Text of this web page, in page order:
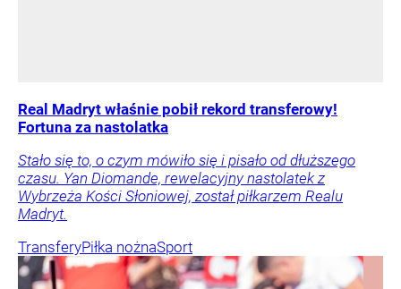
Real Madryt właśnie pobił rekord transferowy!
Fortuna za nastolatka
Stało się to, o czym mówiło się i pisało od dłuższego
czasu. Yan Diomande, rewelacyjny nastolatek z
Wybrzeża Kości Słoniowej, został piłkarzem Realu
Madryt.
TransferyPiłka nożnaSport